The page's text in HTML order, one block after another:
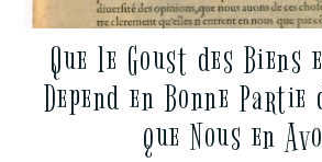
Que le Goust des Biens
Depend en Bonne Partie
que Nous en